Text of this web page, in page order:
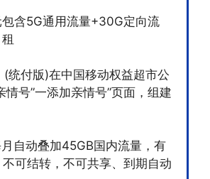
含5G通用流量+30G定向流
(统付版)在中国移动权益超市公
情号”一添加亲情号”页面，组建
自动叠加45GB国内流量，有
可结转，不可共享、到期自动